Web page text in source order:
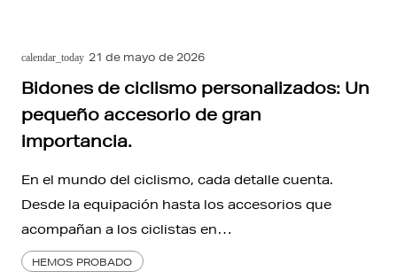
calendar_today 21 de mayo de 2026
Bidones de ciclismo personalizados: Un
pequeño accesorio de gran
importancia.
En el mundo del ciclismo, cada detalle cuenta.
Desde la equipación hasta los accesorios que
acompañan a los ciclistas en…
HEMOS PROBADO